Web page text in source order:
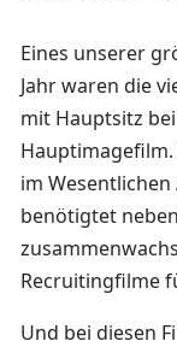
Eines unserer
Jahr waren die
mit Hauptsitz
im
benötigtet
Recruitingfilme
Und bei diesen